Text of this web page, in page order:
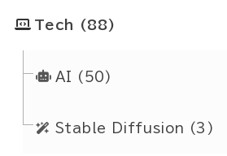
Tech (88)
AI (50)
Stable Diffusion (3)